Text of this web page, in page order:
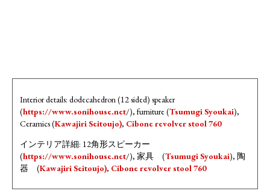
Interior details: dodecahedron (12 sided) speaker
(https://www.sonihouse.net/), furniture (Tsumugi Syoukai),
Ceramics (Kawajiri Seitoujo), Cibone revolver stool 760
インテリア詳細: 12角形スピーカー
(https://www.sonihouse.net/), 家具 (Tsumugi Syoukai), 陶
器 (Kawajiri Seitoujo), Cibone revolver stool 760